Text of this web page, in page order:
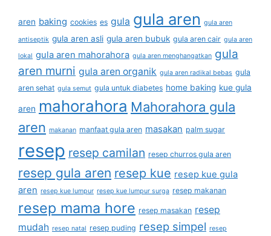
aren baking cookies es gula gula aren gula aren
antiseptik gula aren asli gula aren bubuk gula aren cair gula aren
lokal gula aren mahorahora gula aren menghangatkan gula
aren murni gula aren organik gula aren radikal bebas gula
aren sehat gula semut gula untuk diabetes home baking kue gula
aren mahorahora Mahorahora gula
aren makanan manfaat gula aren masakan palm sugar
resep resep camilan resep churros gula aren
resep gula aren resep kue resep kue gula
aren resep kue lumpur resep kue lumpur surga resep makanan
resep mama hore resep masakan resep
mudah resep natal resep puding resep simpel resep